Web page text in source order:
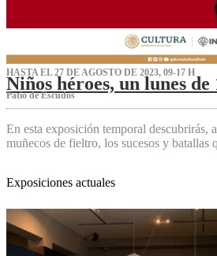
HASTA EL 27 DE AGOSTO DE 2023, 09-17 H
Niños héroes, un lunes de
Patio de Escudos
En esta exposición temporal descubrirás,
muñecos de fieltro, los sucesos y
Exposiciones actuales